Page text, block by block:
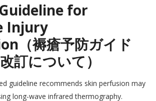
for
Injury
（褥瘡予防ガイド
訂について）
guideline recommends skin perfusion may
long-wave infrared thermography.